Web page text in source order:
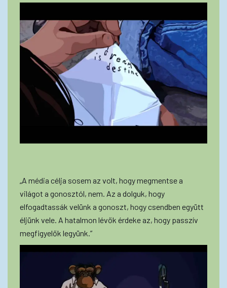
„A média célja sosem az volt, hogy megmentse a
világot a gonosztól, nem. Az a dolguk, hogy
elfogadtassák velünk a gonoszt, hogy csendben együtt
éljünk vele. A hatalmon lévők érdeke az, hogy passzív
megfigyelők legyünk.”